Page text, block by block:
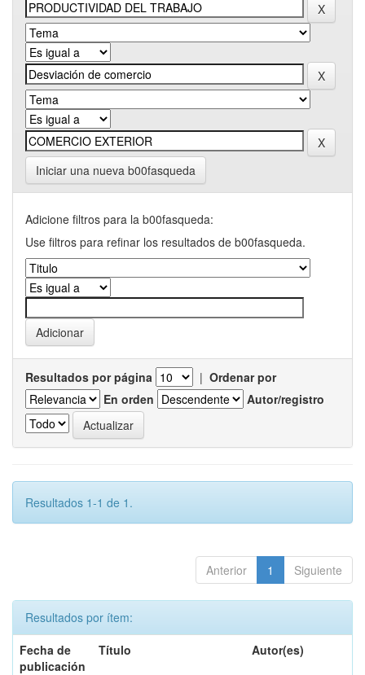
Iniciar una nueva b00fasqueda
Adicione filtros para la b00fasqueda:
Use filtros para refinar los resultados de b00fasqueda.
Resultados por página | Ordenar por
En orden
Autor/registro
Resultados 1-1 de 1.
Anterior 1 Siguiente
Resultados por ítem:
Fecha de
publicación
Título Autor(es)